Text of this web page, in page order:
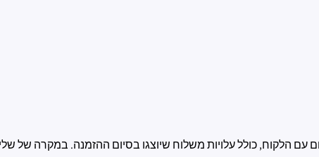
הלקוח, כולל עלויות משלוח שיוצגו בסיום ההזמנה. במקרה של